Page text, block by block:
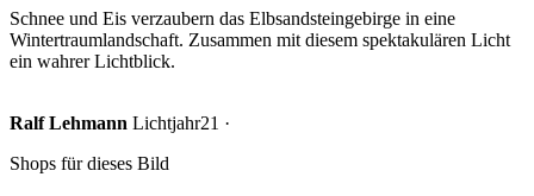
Schnee und Eis verzaubern das Elbsandsteingebirge in eine
Wintertraumlandschaft. Zusammen mit diesem spektakulären Licht
ein wahrer Lichtblick.
Ralf Lehmann Lichtjahr21 ·
Shops für dieses Bild